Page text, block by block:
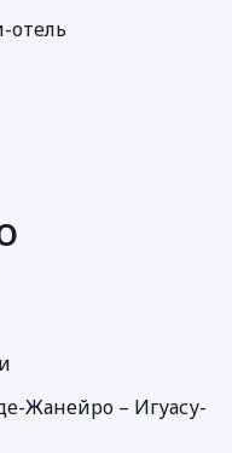
отель
Жанейро – Игуасу-